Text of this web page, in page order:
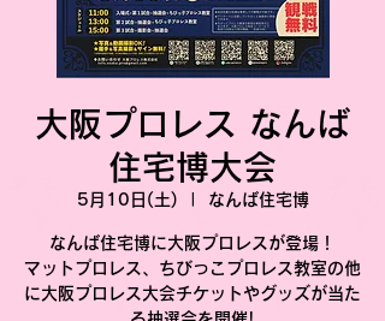
大阪プロレス なんば
住宅博大会
5月10日(土) なんば住宅博
なんば住宅博に大阪プロレスが登場！
マットプロレス、ちびっこプロレス教室の他
に大阪プロレス大会チケットやグッズが当た